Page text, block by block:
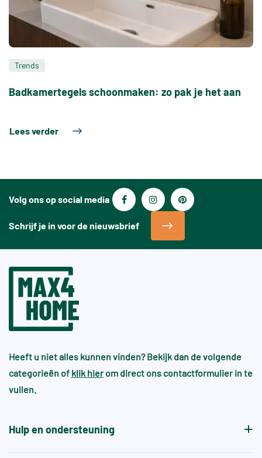
Trends
Badkamertegels schoonmaken: zo pak je het aan
Lees verder
Volg ons op social media
Schrijf je in voor de nieuwsbrief
Heeft u niet alles kunnen vinden? Bekijk dan de volgende
categorieën of klik hier om direct ons contactformulier in te
vullen.
Hulp en ondersteuning